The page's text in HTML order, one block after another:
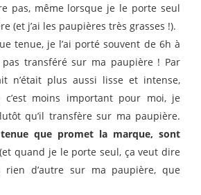
pas, même lorsque je le porte seul
(et j’ai les paupières très grasses !).
tenue, je l’ai porté souvent de 6h à
pas transféré sur ma paupière ! Par
n’était plus aussi lisse et intense,
c’est moins important pour moi, je
qu’il transfère sur ma paupière.
que promet la marque, sont
(et quand je le porte seul, ça veut dire
d’autre sur ma paupière, que